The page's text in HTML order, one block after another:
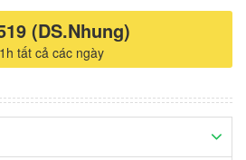
(DS.Nhung)
tất cả các ngày